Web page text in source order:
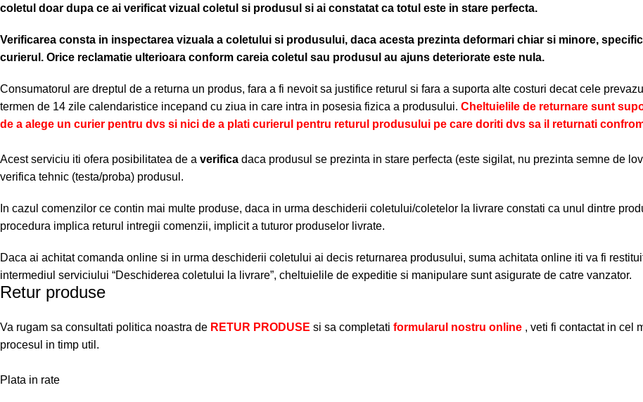
coletul doar dupa ce ai verificat vizual coletul si produsul si ai constatat ca totul este in stare perfecta.
Verificarea consta in inspectarea vizuala a coletului si produsului, daca acesta prezinta deformari chiar si minore,
curierul. Orice reclamatie ulterioara conform careia coletul sau produsul au ajuns deteriorate este nula.
Consumatorul are dreptul de a returna un produs, fara a fi nevoit sa justifice returul si fara a suporta alte costuri decat cele
termen de 14 zile calendaristice incepand cu ziua in care intra in posesia fizica a produsului. Cheltuielile de returnare sunt
de a alege un curier pentru dvs si nici de a plati curierul pentru returul produsului pe care doriti dvs sa il returnati
Acest serviciu iti ofera posibilitatea de a verifica daca produsul se prezinta in stare perfecta (este sigilat, nu prezinta semne de
verifica tehnic (testa/proba) produsul.
In cazul comenzilor ce contin mai multe produse, daca in urma deschiderii coletului/coletelor la livrare constati ca unul dintre
procedura implica returul intregii comenzii, implicit a tuturor produselor livrate.
Daca ai achitat comanda online si in urma deschiderii coletului ai decis returnarea produsului, suma achitata online iti va fi
intermediul serviciului “Deschiderea coletului la livrare”, cheltuielile de expeditie si manipulare sunt asigurate de catre vanzator.
Retur produse
Va rugam sa consultati politica noastra de RETUR PRODUSE si sa completati formularul nostru online , veti fi contactat in cel
procesul in timp util.
Plata in rate